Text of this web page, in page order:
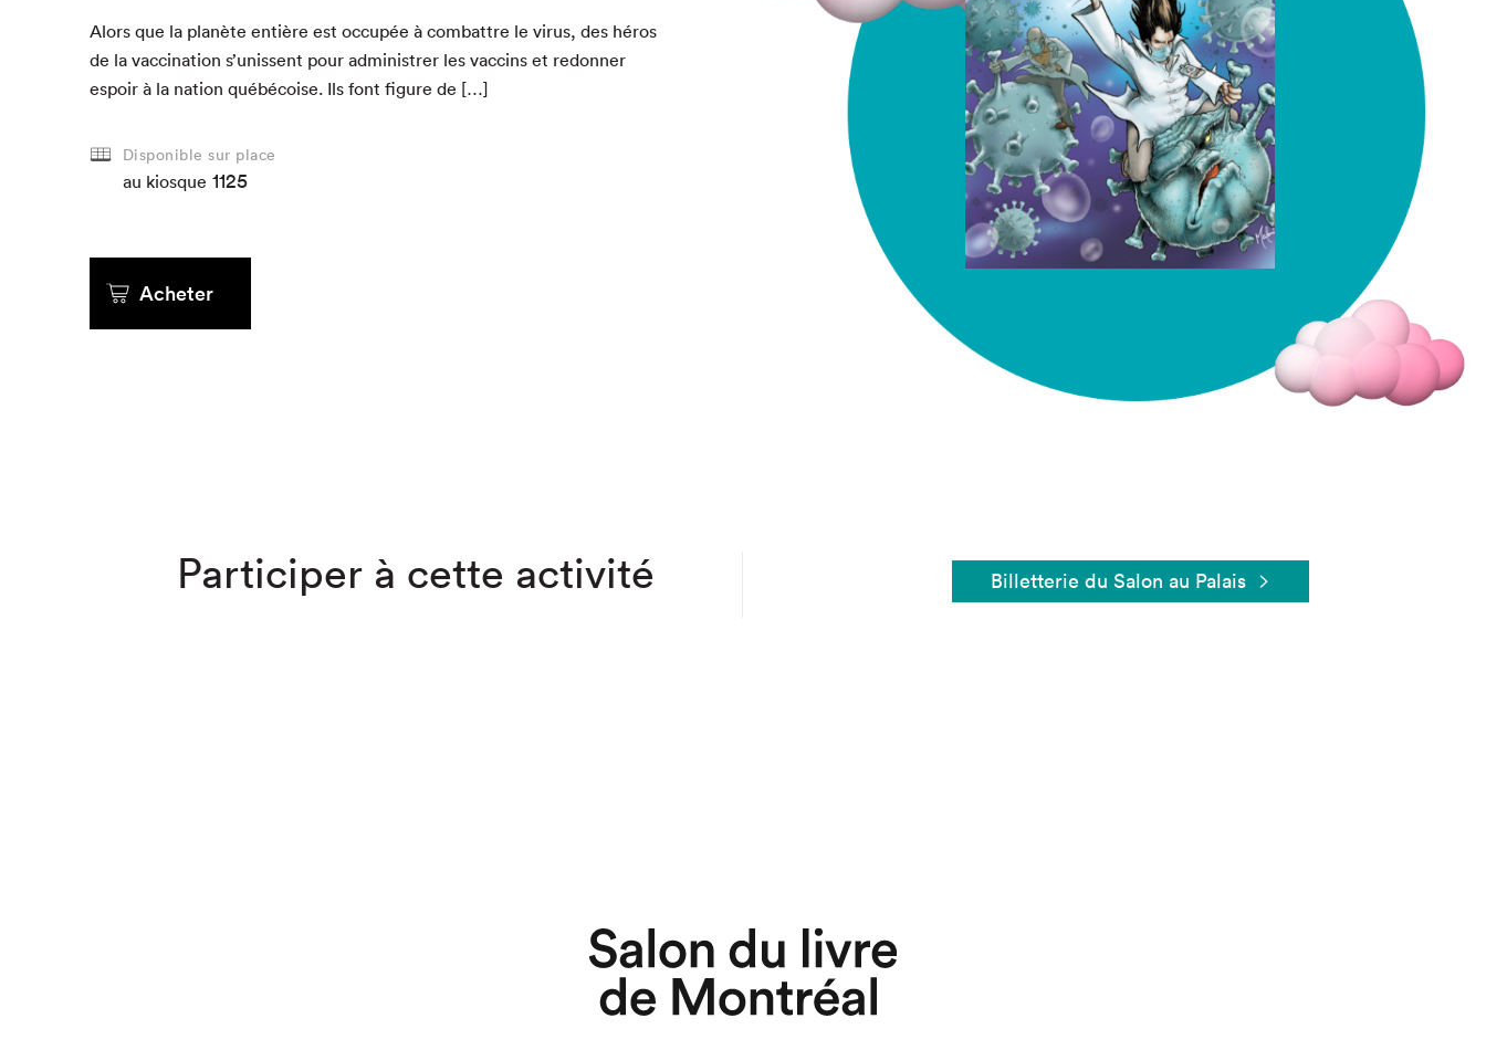
Alors que la planète entière est occupée à com­bat­tre le virus, des héros
de la vac­ci­na­tion s’unissent pour admin­istr­er les vac­cins et redonner
espoir à la nation québé­coise. Ils font fig­ure de […]
Disponible sur place
au kiosque 1125
Acheter
Participer à cette activité Billetterie du Salon au Palais